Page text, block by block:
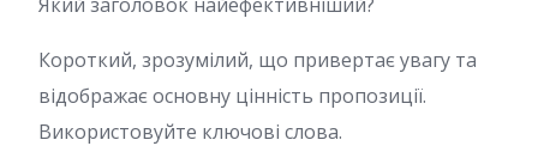
Короткий, зрозумілий, що привертає увагу та
відображає основну цінність пропозиції.
Використовуйте ключові слова.